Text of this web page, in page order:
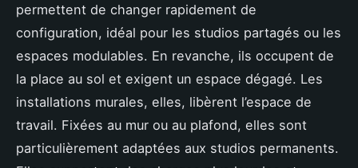
permettent de changer rapidement de
configuration, idéal pour les studios partagés ou les
espaces modulables. En revanche, ils occupent de
la place au sol et exigent un espace dégagé. Les
installations murales, elles, libèrent l’espace de
travail. Fixées au mur ou au plafond, elles sont
particulièrement adaptées aux studios permanents.